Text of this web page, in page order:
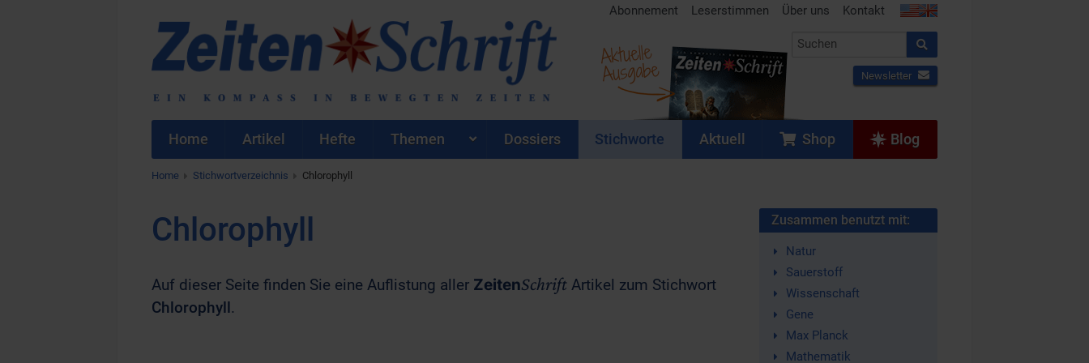
Abonnement Leserstimmen Über uns Kontakt
Newsletter
Aktuelle
Ausgabe
Home Artikel Hefte Themen Dossiers Stichworte Aktuell Shop Blog
Home Stichwortverzeichnis Chlorophyll
Chlorophyll
Auf dieser Seite finden Sie eine Auflistung aller ZeitenSchrift Artikel zum Stichwort
Chlorophyll.
Zusammen benutzt mit:
Natur
Sauerstoff
Wissenschaft
Gene
Max Planck
Mathematik